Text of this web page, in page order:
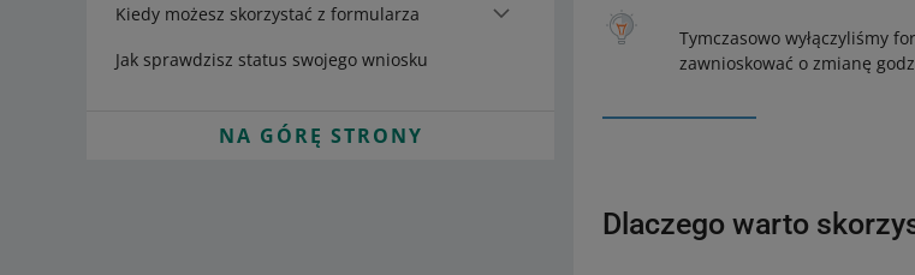
Kiedy możesz skorzystać z formularza
Jak sprawdzisz status swojego wniosku
NA GÓRĘ STRONY
Tymczasowo wyłączyliśmy
zawnioskować o zmianę
Dlaczego warto